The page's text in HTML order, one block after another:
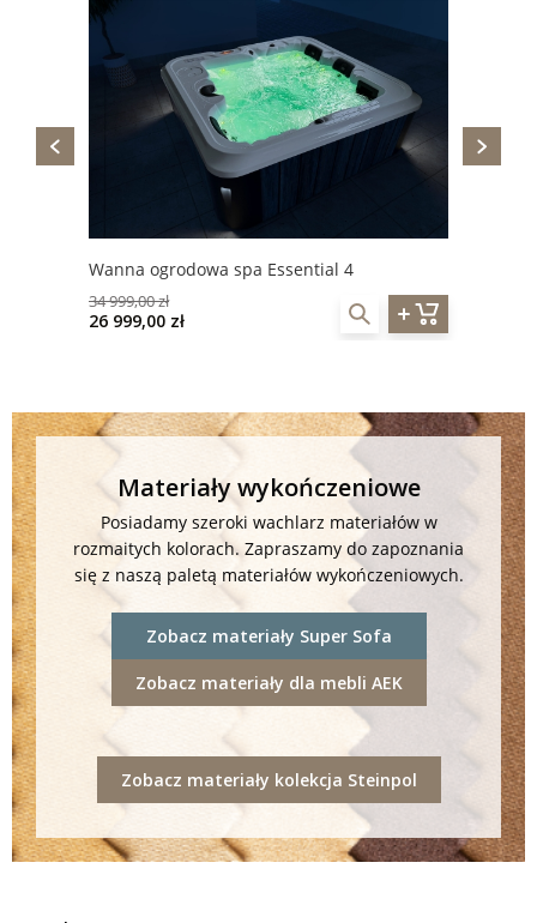
Wanna ogrodowa spa Essential 4
34 999,00 zł
26 999,00 zł
Materiały wykończeniowe
Posiadamy szeroki wachlarz materiałów w
rozmaitych kolorach. Zapraszamy do zapoznania
się z naszą paletą materiałów wykończeniowych.
Zobacz materiały Super Sofa
Zobacz materiały dla mebli AEK
Zobacz materiały kolekcja Steinpol